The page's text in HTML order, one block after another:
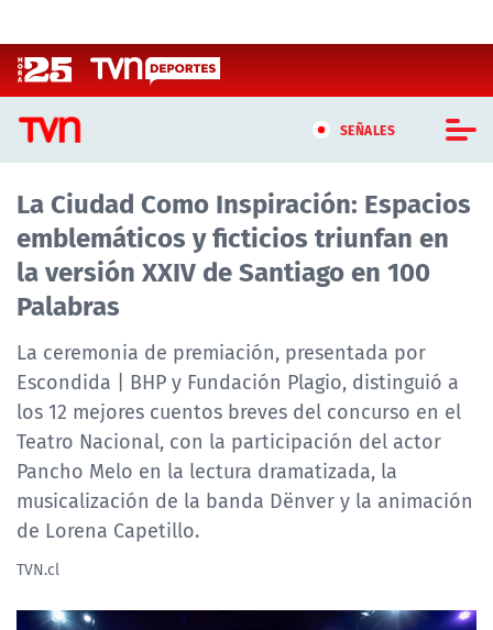
SEÑALES
CASTING MASTERCHEF CHILE
CASTING TVN VERTICAL
TVN VERTICAL
TVN PLAY
PROGRAMAS
TELESERIES
NTV
ACTUALIDAD Y TENDENCIAS
La Ciudad Como Inspiración: Espacios
emblemáticos y ficticios triunfan en
la versión XXIV de Santiago en 100
Palabras
La ceremonia de premiación, presentada por
Escondida | BHP y Fundación Plagio, distinguió a
los 12 mejores cuentos breves del concurso en el
Teatro Nacional, con la participación del actor
Pancho Melo en la lectura dramatizada, la
musicalización de la banda Dënver y la animación
de Lorena Capetillo.
TVN.cl